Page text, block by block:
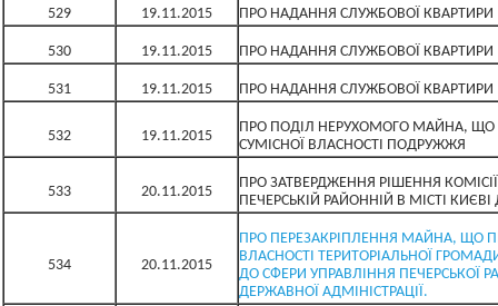
529 19.11.2015 ПРО НАДАННЯ СЛУЖБОВОЇ КВАРТИРИ
530 19.11.2015 ПРО НАДАННЯ СЛУЖБОВОЇ КВАРТИРИ
531 19.11.2015 ПРО НАДАННЯ СЛУЖБОВОЇ КВАРТИРИ
532 19.11.2015
ПРО ПОДІЛ НЕРУХОМОГО МАЙНА, ЩО
СУМІСНОЇ ВЛАСНОСТІ ПОДРУЖЖЯ
533 20.11.2015
ПРО ЗАТВЕРДЖЕННЯ РІШЕННЯ
ПЕЧЕРСЬКІЙ РАЙОННІЙ В МІСТІ
534 20.11.2015
ПРО ПЕРЕЗАКРІПЛЕННЯ МАЙНА, ЩО
ВЛАСНОСТІ ТЕРИТОРІАЛЬНОЇ
ДО СФЕРИ УПРАВЛІННЯ ПЕЧЕРСЬКОЇ
ДЕРЖАВНОЇ АДМІНІСТРАЦІЇ.